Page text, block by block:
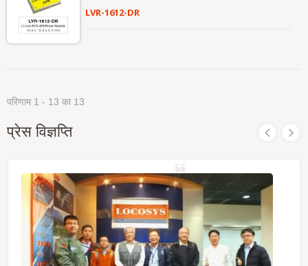
LVR-1612-DR
परिणाम 1 - 13 का 13
प्रेस विज्ञप्ति